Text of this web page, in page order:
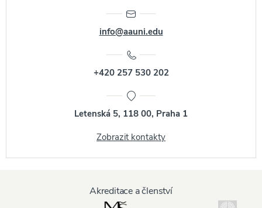
info@aauni.edu
+420 257 530 202
Letenská 5, 118 00, Praha 1
Zobrazit kontakty
Akreditace a členství